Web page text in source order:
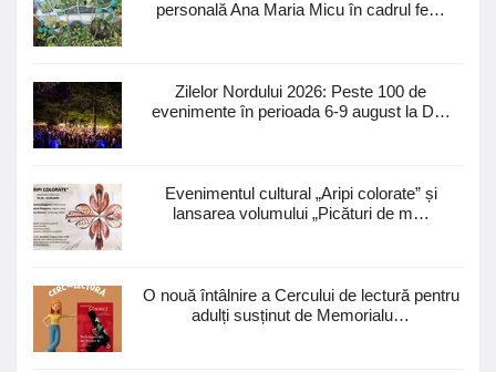
personală Ana Maria Micu în cadrul fe…
Zilelor Nordului 2026: Peste 100 de
evenimente în perioada 6-9 august la D…
Evenimentul cultural „Aripi colorate” și
lansarea volumului „Picături de m…
O nouă întâlnire a Cercului de lectură pentru
adulți susținut de Memorialu…